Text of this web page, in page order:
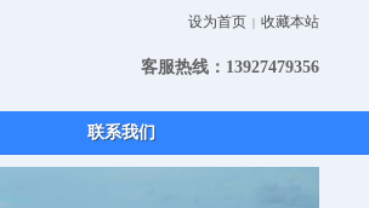
设为首页 | 收藏本站
客服热线：13927479356
联系我们